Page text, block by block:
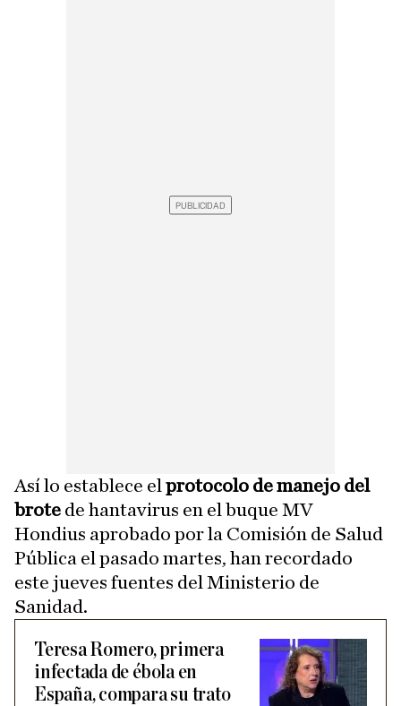
Así lo establece el protocolo de manejo del
brote de hantavirus en el buque MV
Hondius aprobado por la Comisión de Salud
Pública el pasado martes, han recordado
este jueves fuentes del Ministerio de
Sanidad.
Teresa Romero, primera
infectada de ébola en
España, compara su trato